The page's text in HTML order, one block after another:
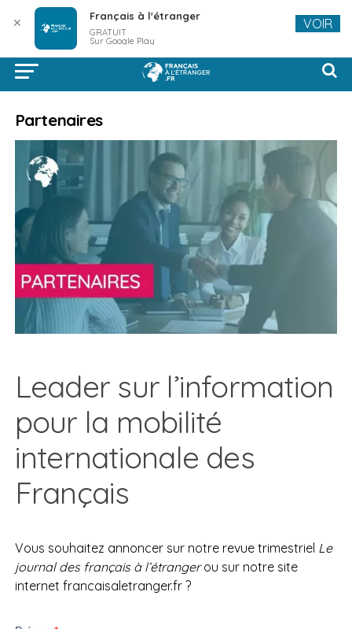
Partenaires
Leader sur l’information
pour la mobilité
internationale des
Français
Vous souhaitez annoncer sur notre revue trimestriel Le
journal des français à l’étrangerou sur notre site
internet francaisaletranger.fr ?
✕ Français à l'étranger
GRATUIT
Sur Google Play
VOIR